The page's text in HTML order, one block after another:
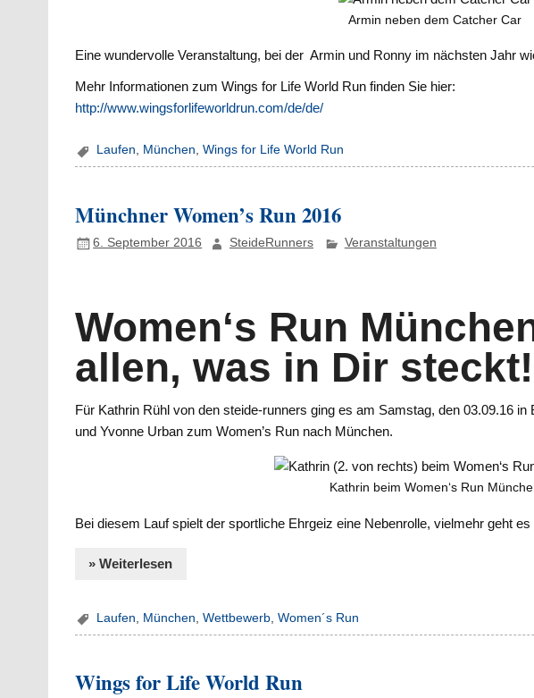
Armin neben dem Catcher Car
Eine wundervolle Veranstaltung, bei der Armin und Ronny im nächsten Jahr
Mehr Informationen zum Wings for Life World Run finden Sie hier:
http://www.wingsforlifeworldrun.com/de/de/
Laufen, München,Wings for Life World Run
Münchner Women’s Run 2016
6. September 2016 SteideRunners Veranstaltungen
Women‘s Run
allen, was in Dir steckt!
Für Kathrin Rühl von den steide-runners ging es am Samstag, den 03.09.16
und Yvonne Urban zum Women’s Run nach München.
Kathrin beim Women‘s Run
Bei diesem Lauf spielt der sportliche Ehrgeiz eine Nebenrolle, vielmehr geht
» Weiterlesen
Laufen München ,Wettbewerb ,Women´s Run
Wings for Life World Run